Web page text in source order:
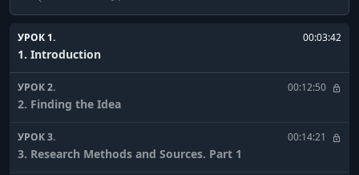
УРОК 1. 00:03:42
1. Introduction
УРОК 2. 00:12:50
2. Finding the Idea
УРОК 3. 00:14:21
3. Research Methods and Sources. Part 1